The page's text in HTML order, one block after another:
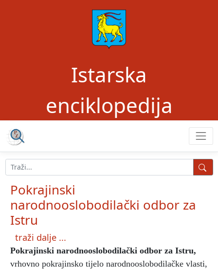
Istarska
enciklopedija
Pokrajinski
narodnooslobodilački odbor za
Istru
traži dalje ...
Pokrajinski narodnooslobodilački odbor za Istru,
vrhovno pokrajinsko tijelo narodnooslobodilačke vlasti,